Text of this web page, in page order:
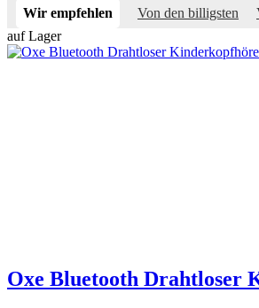
Wir empfehlen Von den billigsten
auf Lager
Oxe Bluetooth Drahtloser